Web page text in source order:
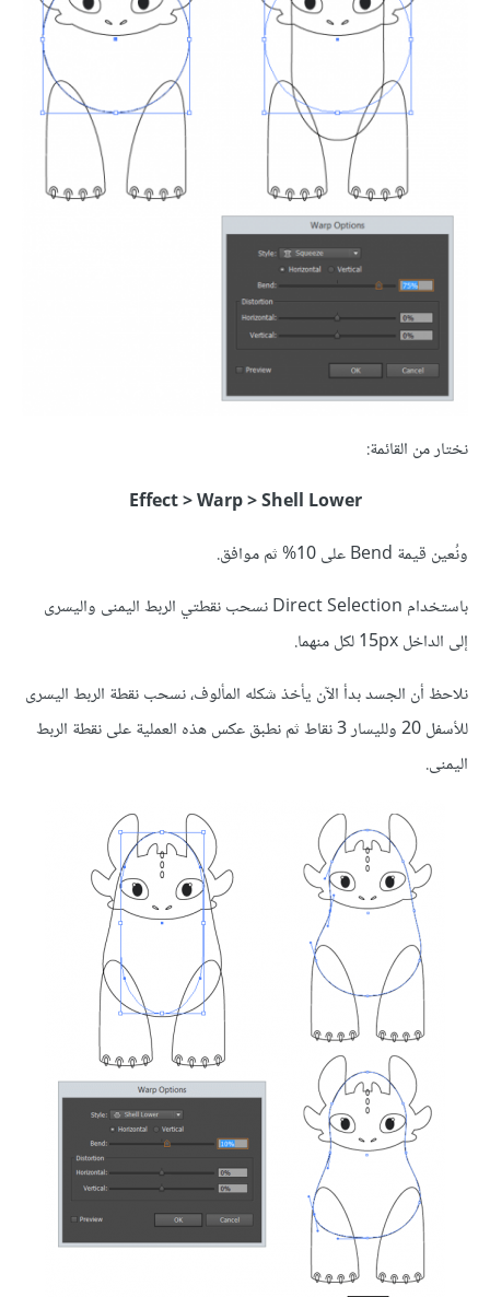
نختار من القائمة:
Effect > Warp > Shell Lower
ونُعين قيمة Bend على 10% ثم موافق.
باستخدام Direct Selection نسحب نقطتي الربط اليمنى واليسرى
إلى الداخل 15px لكل منهما.
نلاحظ أن الجسد بدأ الآن يأخذ شكله المألوف، نسحب نقطة الربط اليسرى
للأسفل 20 ولليسار 3 نقاط ثم نطبق عكس هذه العملية على نقطة الربط
اليمنى.